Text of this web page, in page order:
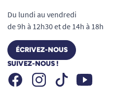
Du lundi au vendredi
de 9h à 12h30 et de 14h à 18h
ÉCRIVEZ-NOUS
SUIVEZ-NOUS !
FacebookInstagramTiktok Youtube